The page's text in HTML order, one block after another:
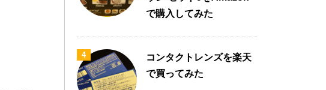
で購入してみた
4
コンタクトレンズを楽天
で買ってみた